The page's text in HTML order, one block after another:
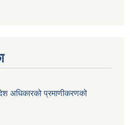
अधिकारको प्रमाणीकरणको